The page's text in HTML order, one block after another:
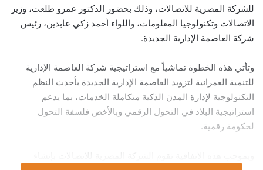
للشركة المصرية للاتصالات، وذلك بحضور الدكتور عمرو طلعت، وزير
الاتصالات وتكنولوجيا المعلومات، واللواء أحمد زكي عابدين، رئيس
شركة العاصمة الإدارية الجديدة.
وتأتي هذه الخطوة تماشياً مع استراتيجية شركة العاصمة الإدارية
للتنمية العمرانية لتزويد العاصمة الإدارية الجديدة بأحدث النظم
التكنولوجية لإدارة المدن الذكية متكاملة الخدمات، بما يدعم
استراتيجية البلاد في التحول الرقمي وبالأخص فلسفة التحول
لحكومة رقمية.